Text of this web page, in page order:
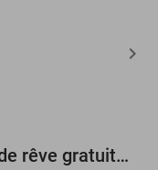
Tentez de gagner un voyage de rêve gratuit d'une valeur de 3.000 € !